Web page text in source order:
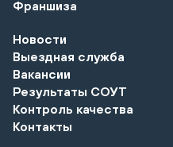
Франшиза
Новости
Выездная служба
Вакансии
Результаты СОУТ
Контроль качества
Контакты